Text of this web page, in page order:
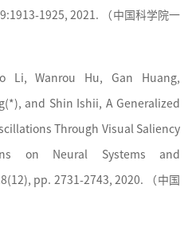
1925, 2021. （ 中国科学院一
Li, Wanrou Hu, Gan Huang,
and Shin Ishii, A Generalized
Through Visual Saliency
on Neural Systems and
pp. 2731-2743, 2020. （ 中国